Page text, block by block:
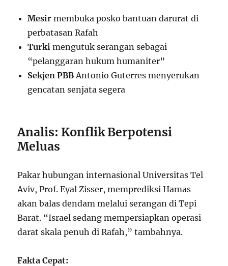
Mesir membuka posko bantuan darurat di
perbatasan Rafah
Turki mengutuk serangan sebagai
“pelanggaran hukum humaniter”
Sekjen PBB Antonio Guterres menyerukan
gencatan senjata segera
Analis: Konflik Berpotensi
Meluas
Pakar hubungan internasional Universitas Tel
Aviv, Prof. Eyal Zisser, memprediksi Hamas
akan balas dendam melalui serangan di Tepi
Barat. “Israel sedang mempersiapkan operasi
darat skala penuh di Rafah,” tambahnya.
Fakta Cepat: